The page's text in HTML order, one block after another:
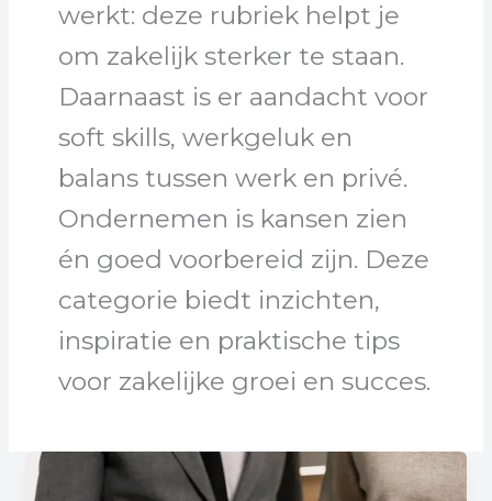
werkt: deze rubriek helpt je
om zakelijk sterker te staan.
Daarnaast is er aandacht voor
soft skills, werkgeluk en
balans tussen werk en privé.
Ondernemen is kansen zien
én goed voorbereid zijn. Deze
categorie biedt inzichten,
inspiratie en praktische tips
voor zakelijke groei en succes.
opkomst